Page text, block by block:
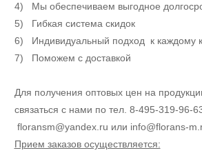
4) Мы обеспечиваем выгодное
5) Гибкая система скидок
6) Индивидуальный подход к каждому
7) Поможем с доставкой
Для получения оптовых цен на
связаться с нами по тел. 8-495-319-96-
floransm@yandex.ru или info@florans-
Прием заказов осуществляется: